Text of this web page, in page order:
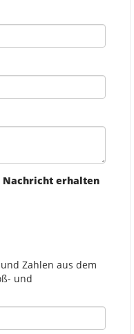
Nachricht erhalten
Zahlen aus dem
und